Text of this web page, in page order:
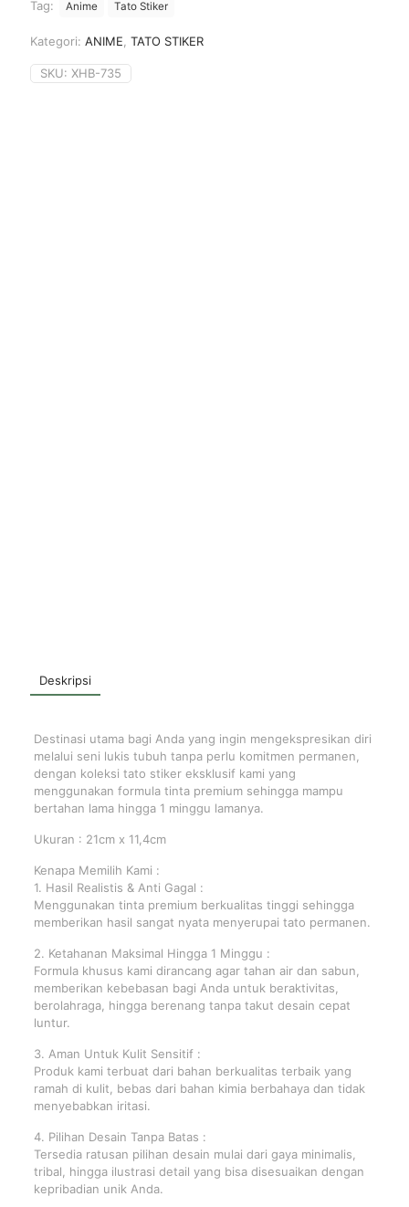
Deskripsi
Destinasi utama bagi Anda yang ingin mengekspresikan diri
melalui seni lukis tubuh tanpa perlu komitmen permanen,
dengan koleksi tato stiker eksklusif kami yang
menggunakan formula tinta premium sehingga mampu
bertahan lama hingga 1 minggu lamanya.
Ukuran : 21cm x 11,4cm
Kenapa Memilih Kami :
1. Hasil Realistis & Anti Gagal :
Menggunakan tinta premium berkualitas tinggi sehingga
memberikan hasil sangat nyata menyerupai tato permanen.
2. Ketahanan Maksimal Hingga 1 Minggu :
Formula khusus kami dirancang agar tahan air dan sabun,
memberikan kebebasan bagi Anda untuk beraktivitas,
berolahraga, hingga berenang tanpa takut desain cepat
luntur.
3. Aman Untuk Kulit Sensitif :
Produk kami terbuat dari bahan berkualitas terbaik yang
ramah di kulit, bebas dari bahan kimia berbahaya dan tidak
menyebabkan iritasi.
4. Pilihan Desain Tanpa Batas :
Tersedia ratusan pilihan desain mulai dari gaya minimalis,
tribal, hingga ilustrasi detail yang bisa disesuaikan dengan
kepribadian unik Anda.
Tag: Anime Tato Stiker
Kategori: ANIME TATO STIKER
SKU: XHB-735